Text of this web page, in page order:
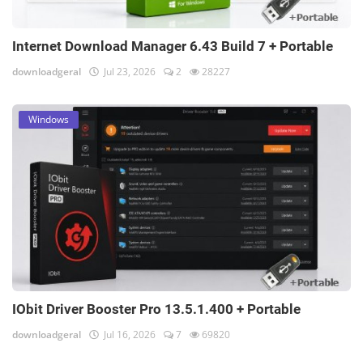
Internet Download Manager 6.43 Build 7 + Portable
downloadgeral Jul 23, 2026 2 28227
Windows
IObit Driver Booster Pro 13.5.1.400 + Portable
downloadgeral Jul 16, 2026 7 69820